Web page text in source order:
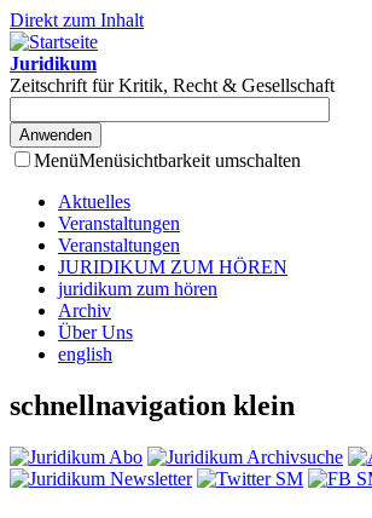
Direkt zum Inhalt
Juridikum
Zeitschrift für Kritik, Recht & Gesellschaft
MenüMenüsichtbarkeit umschalten
Aktuelles
Veranstaltungen
Veranstaltungen
JURIDIKUM ZUM HÖREN
juridikum zum hören
Archiv
Über Uns
english
schnellnavigation klein